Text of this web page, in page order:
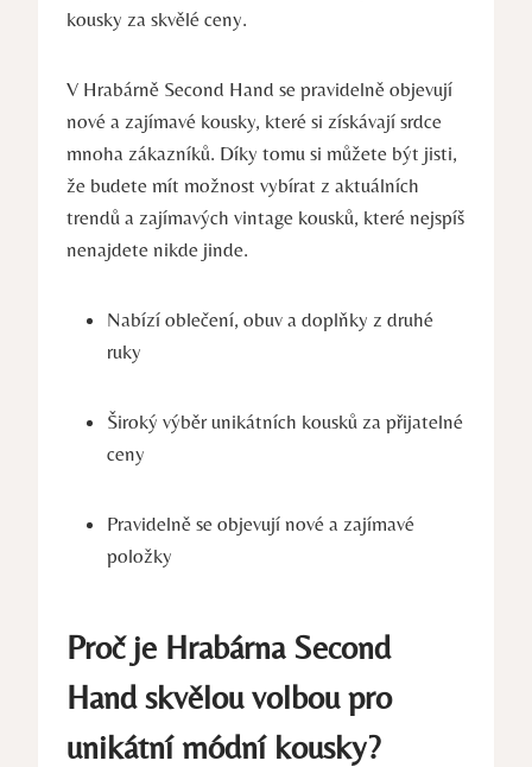
kousky za skvělé ceny.
V Hrabárně Second Hand se pravidelně objevují
nové a zajímavé kousky, které si získávají srdce
mnoha zákazníků. Díky tomu si můžete být jisti,
že budete mít možnost vybírat z aktuálních
trendů a zajímavých vintage kousků, které nejspíš
nenajdete nikde jinde.
Nabízí oblečení, obuv a doplňky z druhé
ruky
Široký výběr unikátních kousků za přijatelné
ceny
Pravidelně se objevují nové a zajímavé
položky
Proč je Hrabárna Second
Hand skvělou volbou pro
unikátní módní kousky?